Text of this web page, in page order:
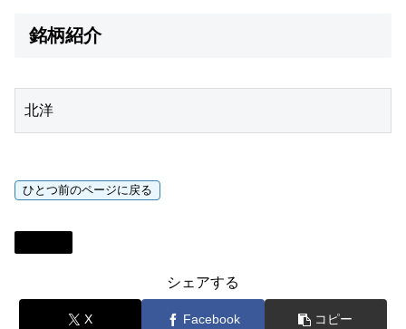
銘柄紹介
北洋
シェアする
X Facebook コピー